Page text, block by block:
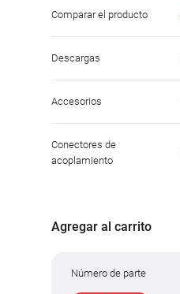
Comparar el producto
Descargas
Accesorios
Conectores de
acoplamiento
Agregar al carrito
Número de parte